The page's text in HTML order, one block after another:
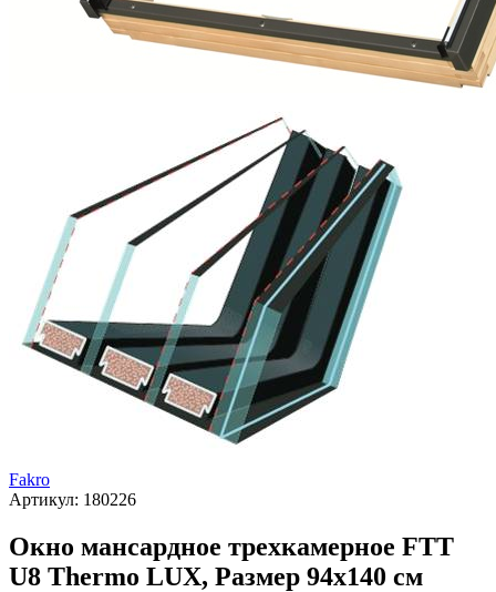
Fakro
Артикул: 180226
Окно мансардное трехкамерное FTT
U8 Thermo LUX, Размер 94х140 см